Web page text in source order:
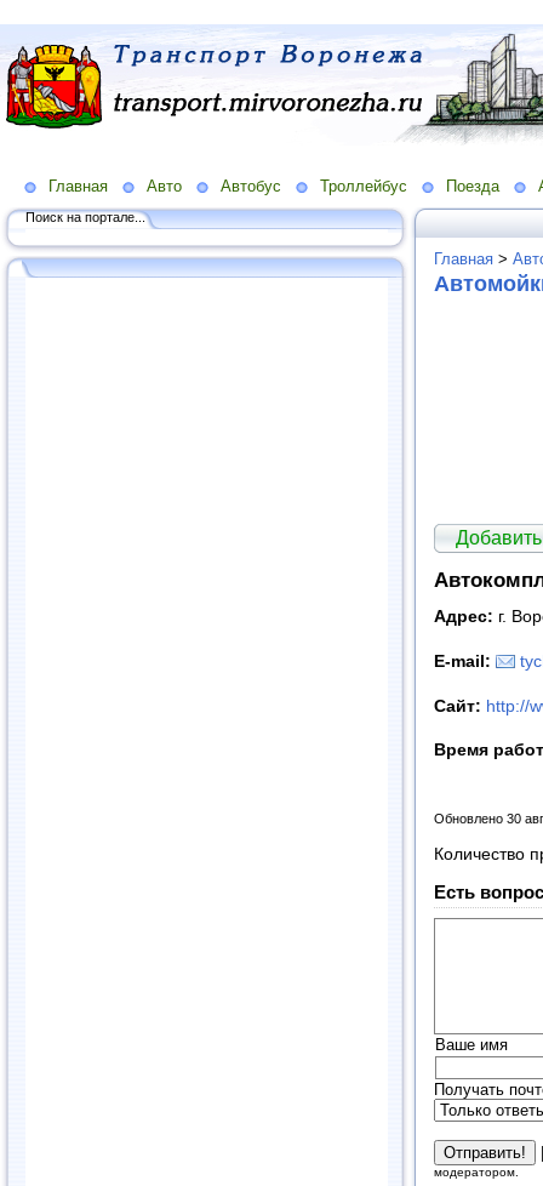
Главная Авто Автобус Троллейбус Поезда
Поиск на портале...
Главная >
Адрес: г.
E-mail:
Сайт: http://
Время
Обновлено 30
Количество
Есть
Ваше имя
Получать
модератором.